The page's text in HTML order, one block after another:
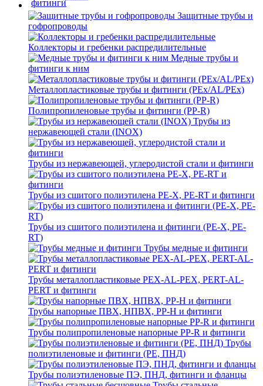
Защитные трубы и
гофропроводы
Коллекторы и гребенки распредилительные
Медные трубы и
фитинги к ним
Металлопластиковые трубы и фитинги (PEx/AL/PEx)
Полипропиленовые трубы и фитинги (PP-R)
Трубы из
нержавеющей стали (INOX)
Трубы из нержавеющей, углеродистой стали и фитинги
Трубы из сшитого полиэтилена PE-X, PE-RT и фитинги
Трубы из сшитого полиэтилена и фитинги (PE-X, PE-
RT)
Трубы медные и фитинги
Трубы металлопластиковые PEX-AL-PEX, PERT-AL-
PERT и фитинги
Трубы напорные ПВХ, НПВХ, PP-H и фитинги
Трубы полипропиленовые напорные PP-R и фитинги
Трубы
полиэтиленовые и фитинги (PE, ПНД)
Трубы полиэтиленовые ПЭ, ПНД, фитинги и фланцы